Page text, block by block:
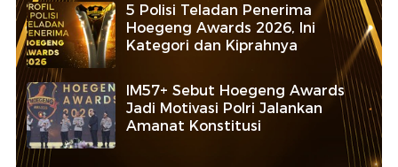
5 Polisi Teladan Penerima
Hoegeng Awards 2026, Ini
Kategori dan Kiprahnya
IM57+ Sebut Hoegeng Awards
Jadi Motivasi Polri Jalankan
Amanat Konstitusi